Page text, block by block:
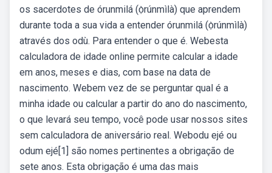
os sacerdotes de órunmilá (ọ̀rúnmìlà) que aprendem
durante toda a sua vida a entender órunmilá (ọ̀rúnmìlà)
através dos odù. Para entender o que é. Webesta
calculadora de idade online permite calcular a idade
em anos, meses e dias, com base na data de
nascimento. Webem vez de se perguntar qual é a
minha idade ou calcular a partir do ano do nascimento,
o que levará seu tempo, você pode usar nossos sites
sem calculadora de aniversário real. Webodu ejé ou
odum ejé[1] são nomes pertinentes a obrigação de
sete anos. Esta obrigação é uma das mais